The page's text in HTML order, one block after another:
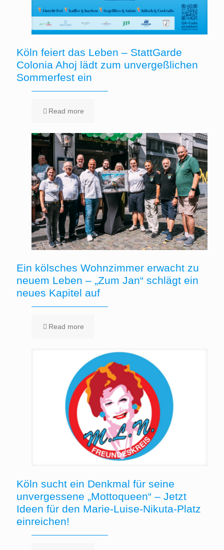
Köln feiert das Leben – StattGarde
Colonia Ahoj lädt zum unvergeßlichen
Sommerfest ein
Read more
Ein kölsches Wohnzimmer erwacht zu
neuem Leben – „Zum Jan“ schlägt ein
neues Kapitel auf
Read more
Köln sucht ein Denkmal für seine
unvergessene „Mottoqueen“ – Jetzt
Ideen für den Marie-Luise-Nikuta-Platz
einreichen!